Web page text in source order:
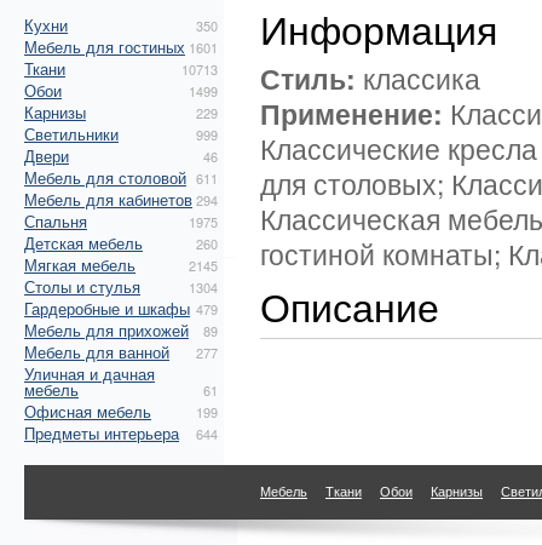
Кухни 350
Мебель для гостиных 1601
Ткани 10713
Обои 1499
Карнизы 229
Светильники 999
Двери 46
Мебель для столовой 611
Мебель для кабинетов294
Спальня 1975
Детская мебель 260
Мягкая мебель 2145
Столы и стулья 1304
Гардеробные и шкафы 479
Мебель для прихожей 89
Мебель для ванной 277
Уличная и дачная
мебель 61
Офисная мебель 199
Предметы интерьера 644
Информация
Стиль: классика
Применение:
Классические
для столовых;
Классическая
гостиной комнаты;
Описание
Мебель Ткани Обои Карнизы